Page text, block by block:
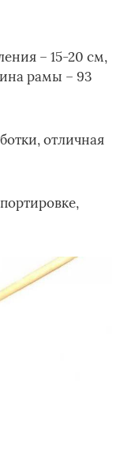
– 15-20 см,
рамы – 93
отличная